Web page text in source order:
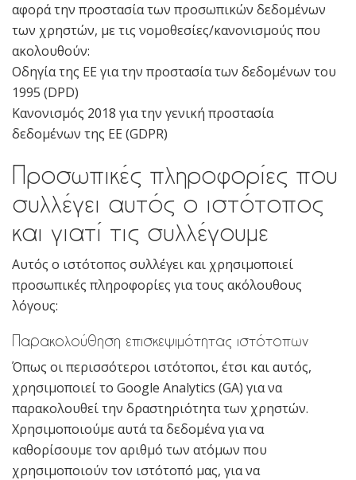
αφορά την προστασία των προσωπικών δεδομένων
των χρηστών, με τις νομοθεσίες/κανονισμούς που
ακολουθούν:
Οδηγία της ΕΕ για την προστασία των δεδομένων του
1995 (DPD)
Κανονισμός 2018 για την γενική προστασία
δεδομένων της ΕΕ (GDPR)
Προσωπικές πληροφορίες που
συλλέγει αυτός ο ιστότοπος
και γιατί τις συλλέγουμε
Αυτός ο ιστότοπος συλλέγει και χρησιμοποιεί
προσωπικές πληροφορίες για τους ακόλουθους
λόγους:
Παρακολούθηση επισκεψιμότητας ιστότοπων
Όπως οι περισσότεροι ιστότοποι, έτσι και αυτός,
χρησιμοποιεί το Google Analytics (GA) για να
παρακολουθεί την δραστηριότητα των χρηστών.
Χρησιμοποιούμε αυτά τα δεδομένα για να
καθορίσουμε τον αριθμό των ατόμων που
χρησιμοποιούν τον ιστότοπό μας, για να